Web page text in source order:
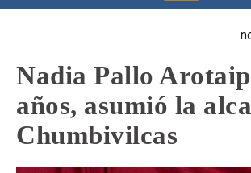
Nadia Pallo
años, asumió la
Chumbivilcas